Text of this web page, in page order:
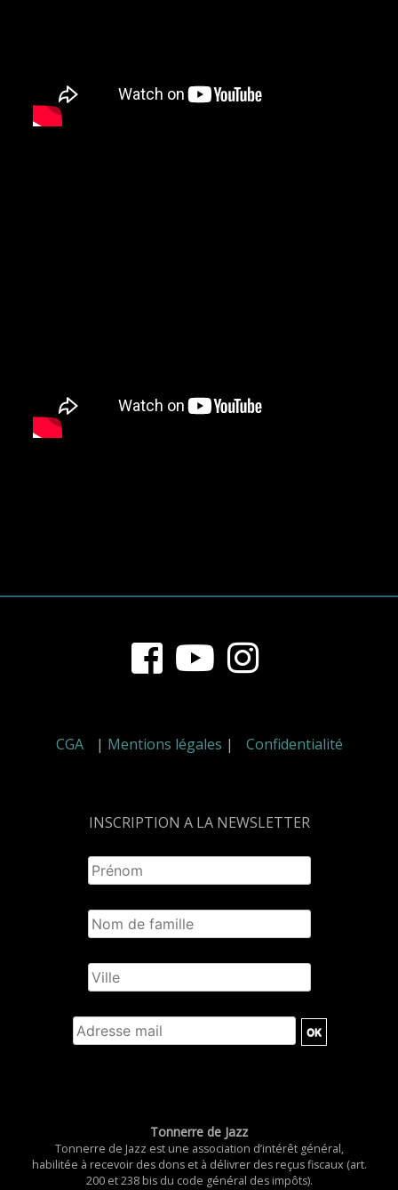
CGA | Mentions légales | Confidentialité
INSCRIPTION A LA NEWSLETTER
Tonnerre de Jazz
Tonnerre de Jazz est une association d’intérêt général,
habilitée à recevoir des dons et à délivrer des reçus fiscaux (art.
200 et 238 bis du code général des impôts).